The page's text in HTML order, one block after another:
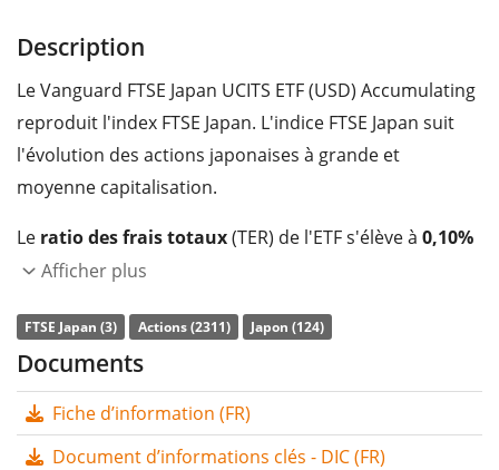
Description
Le Vanguard FTSE Japan UCITS ETF (USD) Accumulating
reproduit l'index FTSE Japan. L'indice FTSE Japan suit
l'évolution des actions japonaises à grande et
moyenne capitalisation.
Le ratio des frais totaux(TER) de l'ETF s'élève à 0,10%
p.a.. L'ETF reproduit la performance de l’indice sous-
(réplication complète). Les dividendes de l'ETF sont
capitaliséset réinvestis dans l'ETF.
Le Vanguard FTSE Japan UCITS ETF (USD) Accumulating
est un très grand ETF avec desactifs sous gestion à
Afficher plus
FTSE Japan (3) Actions (2311) Japon (124)
Documents
Fiche d’information (FR)
Document d’informations clés - DIC (FR)